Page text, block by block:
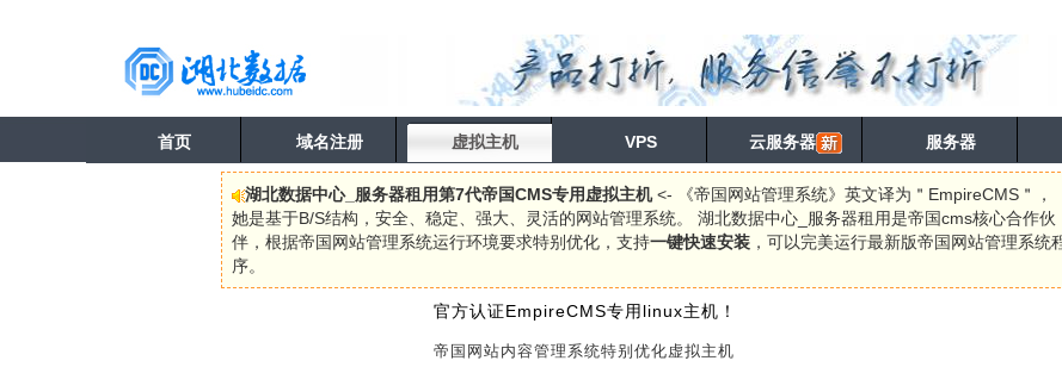
首页 域名注册 虚拟主机 VPS 云服务器 服务器
湖北数据中心_服务器租用第7代帝国CMS专用虚拟主机<- 《帝国网站管理系统》英文译为＂EmpireCMS＂，
她是基于B/S结构，安全、稳定、强大、灵活的网站管理系统。 湖北数据中心_服务器租用是帝国cms核心合作伙
伴，根据帝国网站管理系统运行环境要求特别优化，支持一键快速安装，可以完美运行最新版帝国网站管理系统
序。
官方认证EmpireCMS专用linux主机！
帝国网站内容管理系统特别优化虚拟主机